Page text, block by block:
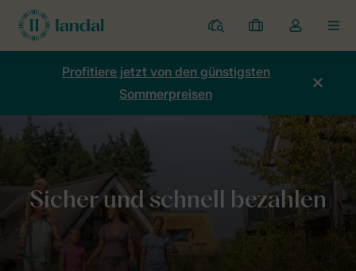
Ferienparks
Meine
Buchungen
Dropdown-
Menü
Kontos
Profitiere jetzt von den günstigsten
Sommerpreisen
Zahlungsmöglichkeiten